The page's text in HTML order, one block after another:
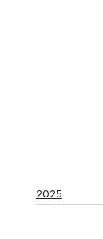
2025